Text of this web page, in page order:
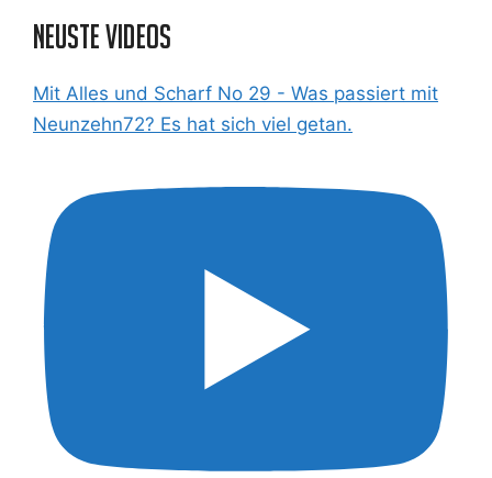
Neuste Videos
Mit Alles und Scharf No 29 - Was passiert mit
Neunzehn72? Es hat sich viel getan.